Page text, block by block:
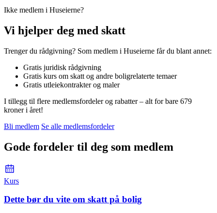
Ikke medlem i Huseierne?
Vi hjelper deg med skatt
Trenger du rådgivning? Som medlem i Huseierne får du blant annet:
Gratis juridisk rådgivning
Gratis kurs om skatt og andre boligrelaterte temaer
Gratis utleiekontrakter og maler
I tillegg til flere medlemsfordeler og rabatter – alt for bare 679
kroner i året!
Bli medlem Se alle medlemsfordeler
Gode fordeler til deg som medlem
Kurs
Dette bør du vite om skatt på bolig